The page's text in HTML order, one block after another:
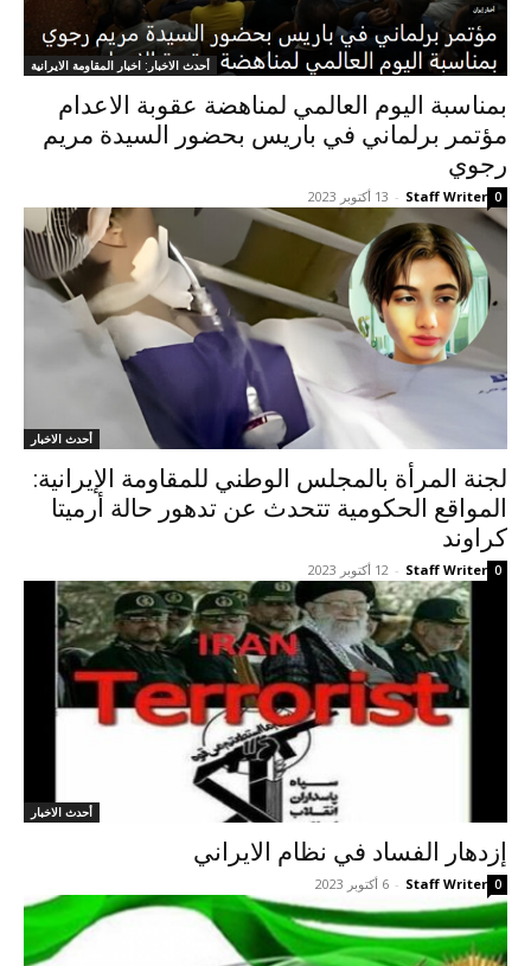
أحدث الاخبار: اخبار المقاومة الايرانية
بمناسبة اليوم العالمي لمناهضة عقوبة الاعدام
مؤتمر برلماني في باريس بحضور السيدة مريم
رجوي
Staff Writer
- 13 أكتوبر 2023 0
أحدث الاخبار
لجنة المرأة بالمجلس الوطني للمقاومة الإيرانية:
المواقع الحكومية تتحدث عن تدهور حالة أرميتا
كراوند
Staff Writer
- 12 أكتوبر 2023 0
أحدث الاخبار
إزدهار الفساد في نظام الایراني
Staff Writer
- 6 أكتوبر 2023 0